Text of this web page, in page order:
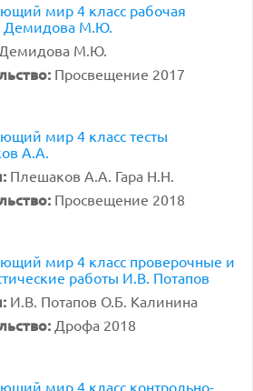
мир 4 класс рабочая
Демидова М.Ю.
Демидова М.Ю.
Просвещение 2017
мир 4 класс тесты
А.А.
Плешаков А.А. Гара Н.Н.
Просвещение 2018
мир 4 класс проверочные и
работы И.В. Потапов
И.В. Потапов О.Б. Калинина
Дрофа 2018
мир 4 класс контрольно-